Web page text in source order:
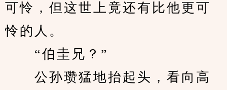
可怜，但这世上竟还有比他更可
怜的人。
“伯圭兄？”
公孙瓒猛地抬起头，看向高